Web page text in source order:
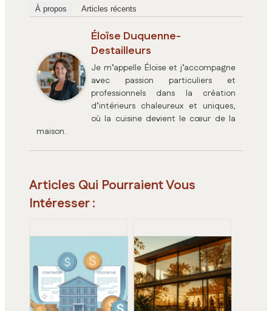
À propos Articles récents
Éloïse Duquenne-
Destailleurs
Je m’appelle Éloïse et j’accompagne
avec passion particuliers et
professionnels dans la création
d’intérieurs chaleureux et uniques,
où la cuisine devient le cœur de la
maison.
Articles Qui Pourraient Vous
Intéresser :